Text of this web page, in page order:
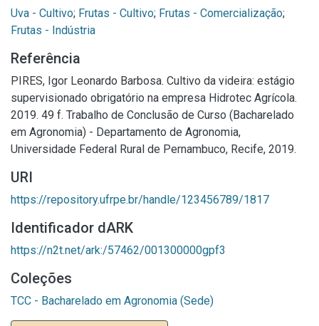
Uva - Cultivo; Frutas - Cultivo; Frutas - Comercialização;
Frutas - Indústria
Referência
PIRES, Igor Leonardo Barbosa. Cultivo da videira: estágio
supervisionado obrigatório na empresa Hidrotec Agrícola.
2019. 49 f. Trabalho de Conclusão de Curso (Bacharelado
em Agronomia) - Departamento de Agronomia,
Universidade Federal Rural de Pernambuco, Recife, 2019.
URI
https://repository.ufrpe.br/handle/123456789/1817
Identificador dARK
https://n2t.net/ark:/57462/001300000gpf3
Coleções
TCC - Bacharelado em Agronomia (Sede)